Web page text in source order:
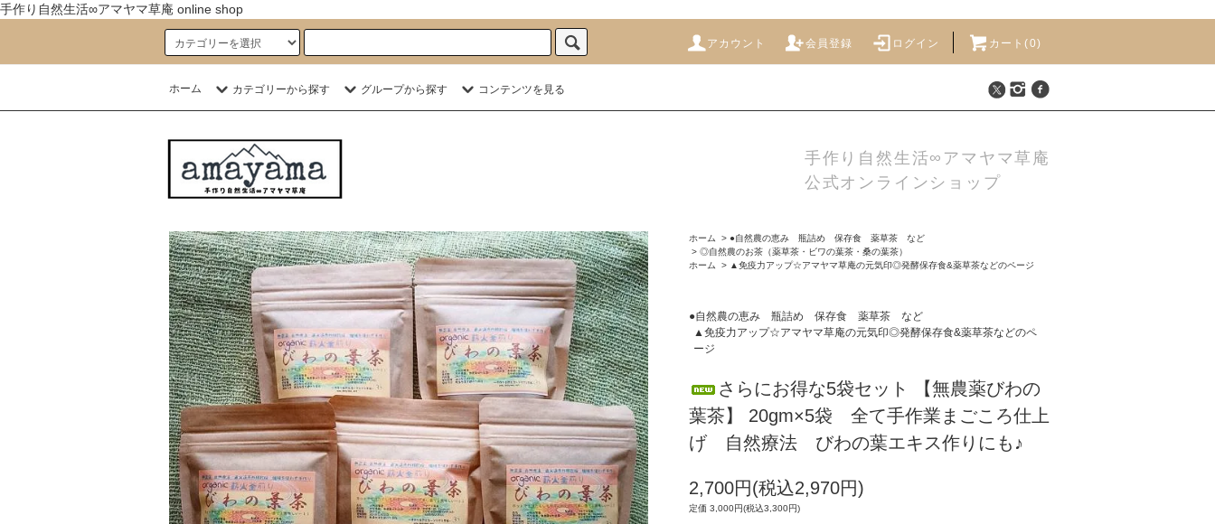
手作り自然生活∞アマヤマ草庵 online shop
アカウント 会員登録 ログイン カート(0)
ホーム カテゴリーから探す グループから探す コンテンツを見る
手作り自然生活∞アマヤマ草庵
公式オンラインショップ
ホーム > ●自然農の恵み 瓶詰め 保存食 薬草茶 など
> ◎自然農のお茶（薬草茶・ビワの葉茶・桑の葉茶）
ホーム
> ▲免疫力アップ☆アマヤマ草庵の元気印◎発酵保存食&薬草茶などのページ
●自然農の恵み 瓶詰め 保存食 薬草茶 など
▲免疫力アップ☆アマヤマ草庵の元気印◎発酵保存食&薬草茶などのペ
ージ
さらにお得な5袋セット 【無農薬びわの
葉茶】 20gm×5袋 全て手作業まごころ仕上
げ 自然療法 びわの葉エキス作りにも♪
2,700円(税込2,970円)
定価 3,000円(税込3,300円)